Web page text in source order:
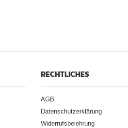
RECHTLICHES
AGB
Datenschutzerklärung
Widerrufsbelehrung